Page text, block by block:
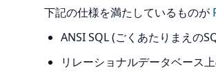
下記の仕様を満たしているものが
ANSI SQL (ごくあたりまえの
リレーショナルデータベース